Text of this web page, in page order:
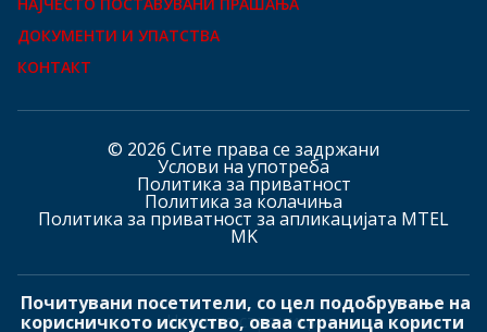
ДОКУМЕНТИ И УПАТСТВА
КОНТАКТ
© 2026 Сите права се задржани
Услови на употреба
Политика за приватност
Политика за колачиња
Политика за приватност за апликацијата MTEL
MK
Hашите страници
Почитувани посетители, со цел подобрување на
корисничкото искуство, оваа страница користи